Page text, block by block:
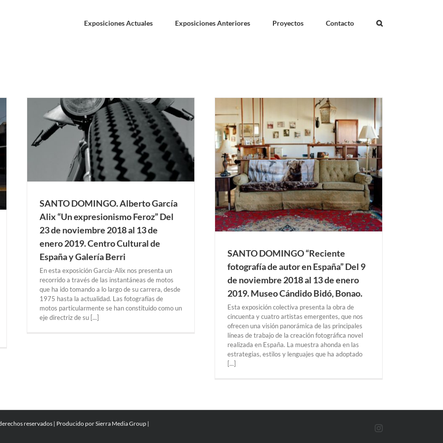
Exposiciones Actuales Exposiciones Anteriores Proyectos Contacto
SANTO DOMINGO. Alberto García
Alix “Un expresionismo Feroz” Del
23 de noviembre 2018 al 13 de
enero 2019. Centro Cultural de
España y Galería Berri
En esta exposición García-Alix nos presenta un
recorrido a través de las instantáneas de motos
que ha ido tomando a lo largo de su carrera, desde
1975 hasta la actualidad. Las fotografías de
motos particularmente se han constituido como un
eje directriz de su [...]
SANTO DOMINGO “Reciente fotografía de autor
en España” Del 9 de noviembre 2018 al 13 de
enero 2019. Museo Cándido Bidó, Bonao.
SANTO DOMINGO “Reciente
fotografía de autor en España” Del 9
de noviembre 2018 al 13 de enero
2019. Museo Cándido Bidó, Bonao.
Esta exposición colectiva presenta la obra de
cincuenta y cuatro artistas emergentes, que nos
ofrecen una visión panorámica de las principales
líneas de trabajo de la creación fotográfica novel
realizada en España. La muestra ahonda en las
estrategias, estilos y lenguajes que ha adoptado
[...]
reservados | Producido porSierra Media Group |
Instagram